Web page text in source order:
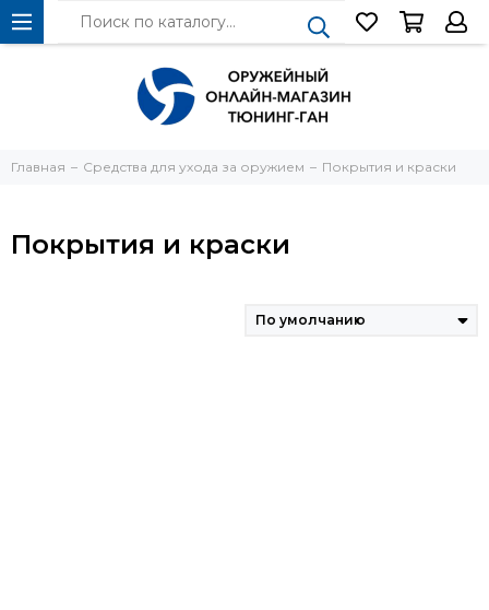
Главная Средства для ухода за оружием Покрытия и краски
Покрытия и краски